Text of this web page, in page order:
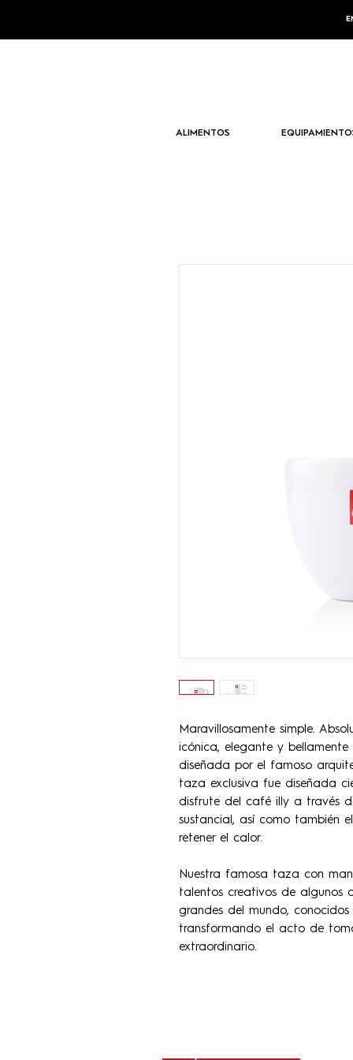
ALIMENTOS
Maravillosamente simple.
icónica, elegante y
diseñada por el famoso
taza exclusiva fue diseñada
disfrute del café illy a través
sustancial, así como también
retener el calor.
Nuestra famosa taza con
talentos creativos de algunos
grandes del mundo,
transformando el acto de
extraordinario.